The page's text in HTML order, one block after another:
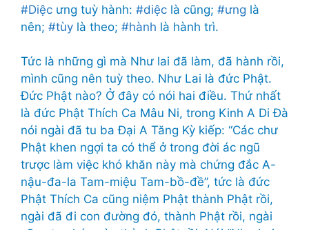
#Diệc ưng tuỳ hành: #diệc là cũng; #ưng là
nên; #tùy là theo; #hành là hành trì.
Tức là những gì mà Như lai đã làm, đã hành rồi,
mình cũng nên tuỳ theo. Như Lai là đức Phật.
Đức Phật nào? Ở đây có nói hai điều. Thứ nhất
là đức Phật Thích Ca Mâu Ni, trong Kinh A Di Đà
nói ngài đã tu ba Đại A Tăng Kỳ kiếp: “Các chư
Phật khen ngợi ta có thể ở trong đời ác ngũ
trược làm việc khó khăn này mà chứng đắc A-
nậu-đa-la Tam-miệu Tam-bồ-đề”, tức là đức
Phật Thích Ca cũng niệm Phật thành Phật rồi,
ngài đã đi con đường đó, thành Phật rồi, ngài